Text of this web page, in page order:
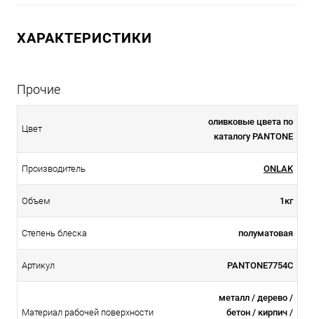
ХАРАКТЕРИСТИКИ
Прочие
Цвет
оливковые цвета по
каталогу PANTONE
Производитель ONLAK
Объем 1кг
Степень блеска полуматовая
Артикул PANTONE7754C
Материал рабочей поверхности
металл / дерево /
бетон / кирпич /